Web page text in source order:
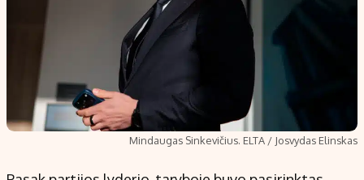
Mindaugas Sinkevičius. ELTA / Josvydas Elinskas